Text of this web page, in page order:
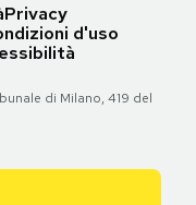
Privacy
d'uso
di Milano, 419 del